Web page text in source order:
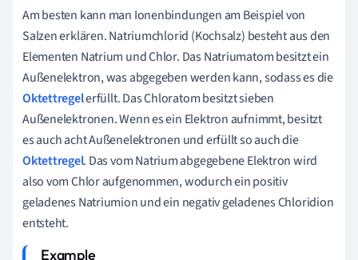
Am besten kann man Ionenbindungen am Beispiel von
Salzen erklären. Natriumchlorid (Kochsalz) besteht aus den
Elementen Natrium und Chlor. Das Natriumatom besitzt ein
Außenelektron, was abgegeben werden kann, sodass es die
Oktettregelerfüllt. Das Chloratom besitzt sieben
Außenelektronen. Wenn es ein Elektron aufnimmt, besitzt
es auch acht Außenelektronen und erfüllt so auch die
Oktettregel. Das vom Natrium abgegebene Elektron wird
also vom Chlor aufgenommen, wodurch ein positiv
geladenes Natriumion und ein negativ geladenes Chloridion
entsteht.